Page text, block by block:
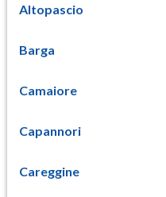
Altopascio
Barga
Camaiore
Capannori
Careggine